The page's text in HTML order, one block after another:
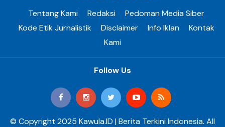
Tentang Kami Redaksi
Pedoman Media Siber
Kode Etik Jurnalistik
Disclaimer Info Iklan
Kontak
Kami
Follow Us
© Copyright 2025 Kawula.ID | Berita Terkini Indonesia. All